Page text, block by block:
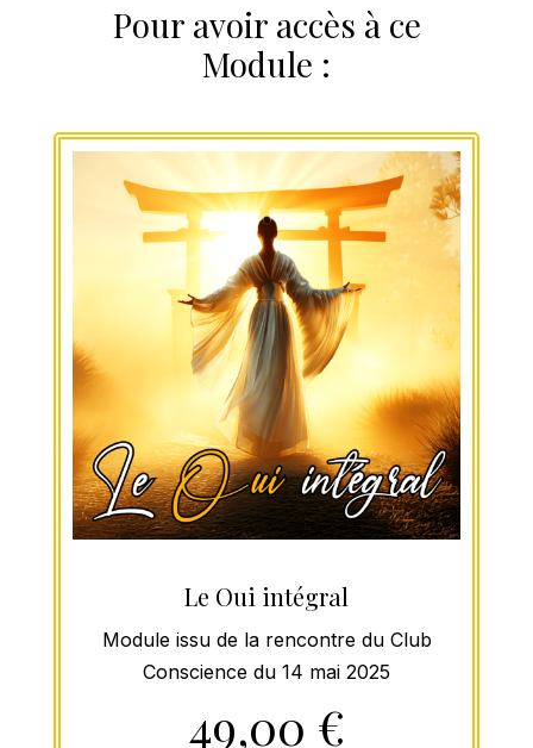
Pour avoir accès à ce
Module :
Le Oui intégral
Module issu de la rencontre du Club
Conscience du 14 mai 2025
49,00 €